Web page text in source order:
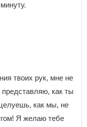
твоих рук, мне не
как ты
как мы, не
Я желаю тебе